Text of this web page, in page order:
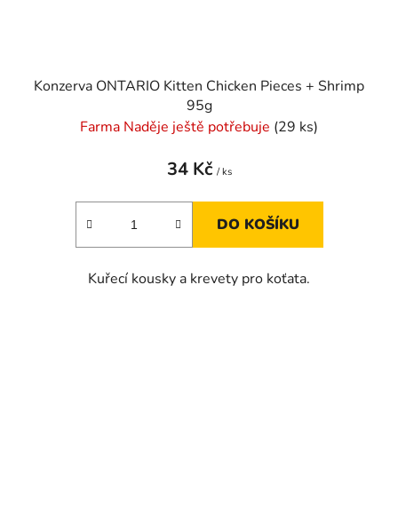
Konzerva ONTARIO Kitten Chicken Pieces + Shrimp
95g
Farma Naděje ještě potřebuje (29 ks)
34 Kč / ks
DO KOŠÍKU
Kuřecí kousky a krevety pro koťata.